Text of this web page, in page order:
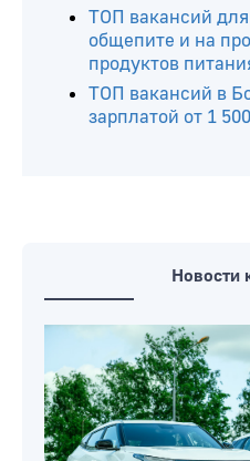
ТОП вакансий
общепите и на
продуктов
ТОП вакансий в
зарплатой от 1
Новости